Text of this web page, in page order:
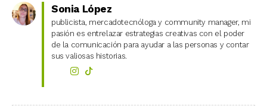
Sonia López
publicista, mercadotecnóloga y community manager, mi
pasión es entrelazar estrategias creativas con el poder
de la comunicación para ayudar a las personas y contar
sus valiosas historias.